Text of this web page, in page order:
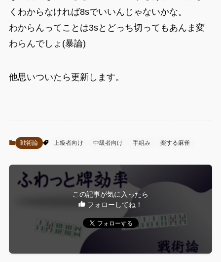
くわからなければ8sでいいんじゃないかな。
わからんってことは3sとどっち切ってもあんま変
わらんでしょ(暴論)
他思いついたら更新します。
戦術論 上級者向け 中級者向け 手組み 楽する麻雀
この記事が気に入ったら
フォローしてね！